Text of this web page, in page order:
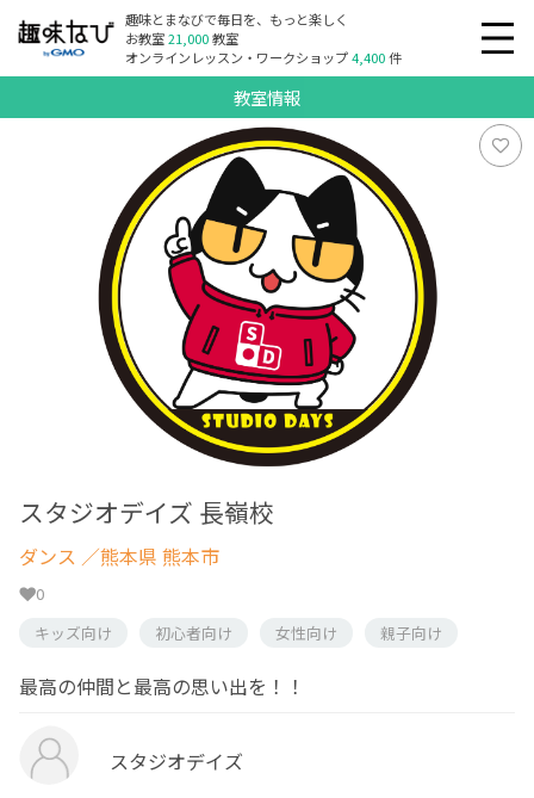
趣味とまなびで毎日を、もっと楽しく
お教室21,000教室
オンラインレッスン・ワークショップ4,400件
教室情報
スタジオデイズ 長嶺校
ダンス ／熊本県 熊本市
0
キッズ向け
初心者向け 女性向け 親子向け
最高の仲間と最高の思い出を！！
スタジオデイズ